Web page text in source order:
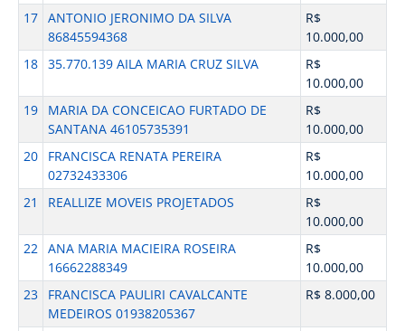
17 ANTONIO JERONIMO DA SILVA
86845594368
R$
10.000,00
18 35.770.139 AILA MARIA CRUZ SILVA
R$
10.000,00
19
MARIA DA CONCEICAO FURTADO DE
SANTANA 46105735391
R$
10.000,00
20
FRANCISCA RENATA PEREIRA
02732433306
R$
10.000,00
21
REALLIZE MOVEIS PROJETADOS
R$
10.000,00
22 ANA MARIA MACIEIRA ROSEIRA
16662288349
R$
10.000,00
23
FRANCISCA PAULIRI CAVALCANTE
MEDEIROS 01938205367
R$ 8.000,00